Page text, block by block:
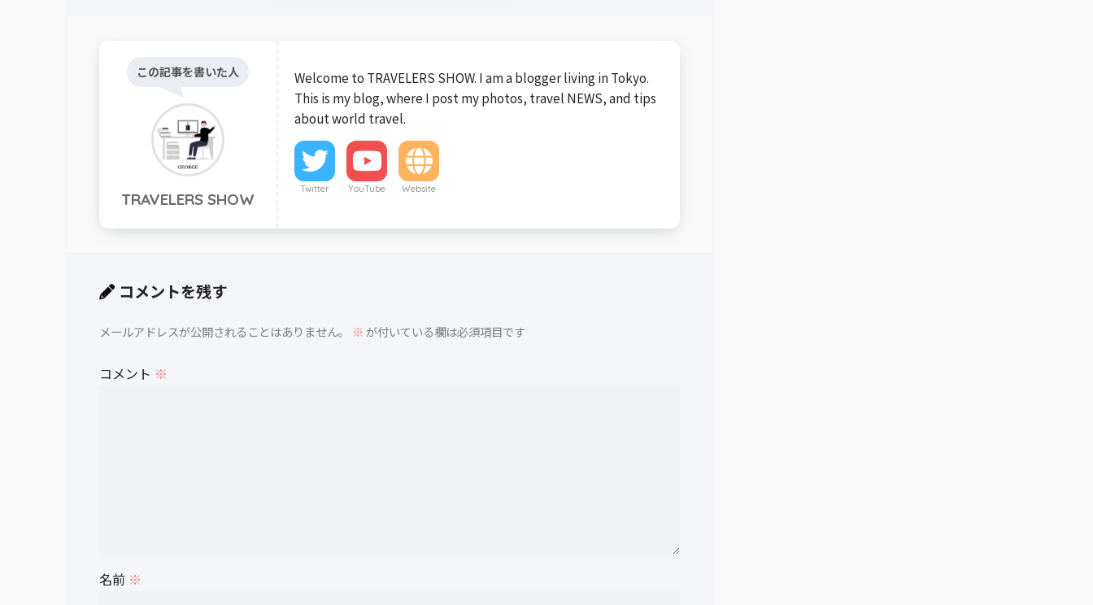
この記事を書いた人
TRAVELERS SHOW
Welcome to TRAVELERS SHOW. I am a blogger living in Tokyo.
This is my blog, where I post my photos, travel NEWS, and tips
about world travel.
Twitter YouTube Website
コメントを残す
メールアドレスが公開されることはありません。 ※が付いている欄は必須項目です
コメント ※
名前 ※